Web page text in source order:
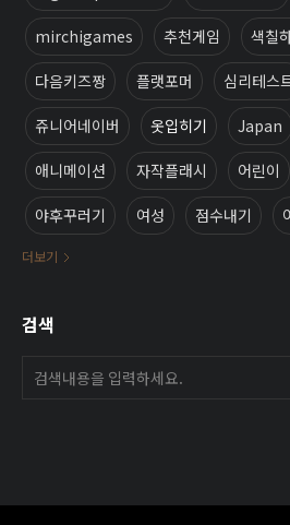
mirchigames 추천게임 색칠
다음키즈짱 플랫포머 심리테스
쥬니어네이버 옷입히기 Japan
애니메이션 자작플래시 어린이
야후꾸러기 여성 점수내기
더보기
검색